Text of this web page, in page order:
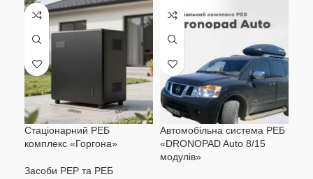
Стаціонарний РЕБ
комплекс «Горгона»
Засоби РЕР та РЕБ
Автомобільна система РЕБ
«DRONOPAD Auto 8/15
модулів»